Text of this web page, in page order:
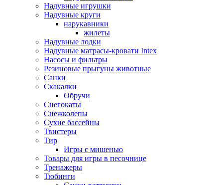
Надувные игрушки
Надувные круги
нарукавники
жилеты
Надувные лодки
Надувные матрасы-кровати Intex
Насосы и фильтры
Резиновые прыгуны животные
Санки
Скакалки
Обручи
Снегокаты
Снежколепы
Сухие бассейны
Твистеры
Тир
Игры с мишенью
Товары для игры в песочнице
Тренажеры
Тюбинги